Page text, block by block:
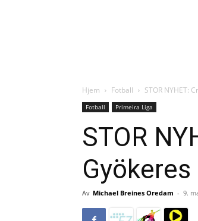
Hjem Fotball STOR NYHET:
Fotball Primeira Liga
STOR
Gyökeres
Av Michael Breines Oredam - 9.